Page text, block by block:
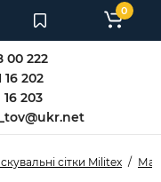
00 222
16 202
16 203
0
сітки Militex